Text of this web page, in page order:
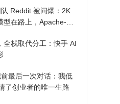
Reddit 被问爆：2K
在路上，Apache-2.0
全栈取代分工：快手 AI
最后一次对话：我低
了创业者的唯一生路